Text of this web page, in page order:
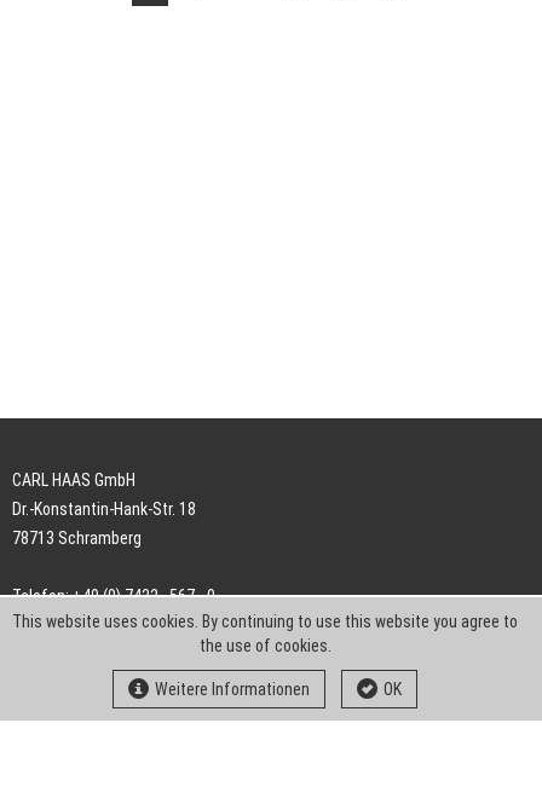
CARL HAAS GmbH
Dr.-Konstantin-Hank-Str. 18
78713 Schramberg
Telefon: +49 (0) 7422 . 567 - 0
Telefax: +49 (0) 7422 . 567 - 239
info-ch@kern-liebers.com
This website uses cookies. By continuing to use this website you agree to
the use of cookies.
Weitere Informationen OK